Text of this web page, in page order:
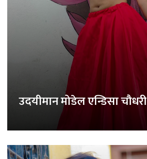
उदयीमान मोडेल एन्डिसा चौधरी